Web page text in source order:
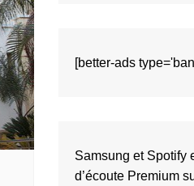
[better-ads
Samsung et Spotify
d’écoute Premium